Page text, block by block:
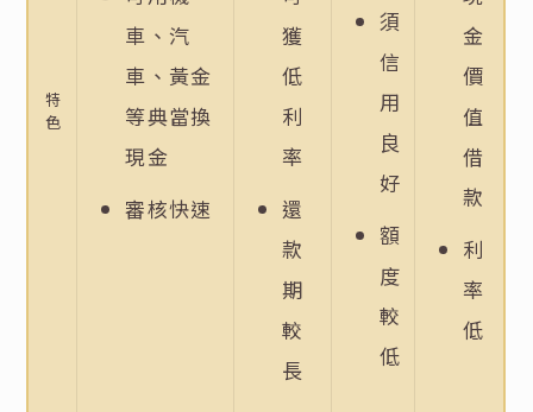
特
色
車、汽
車、黃金
等典當換
現金
審核快速
獲
低
利
率
還
款
期
較
長
須
信
用
良
好
額
度
較
低
金
價
值
借
款
利
率
低